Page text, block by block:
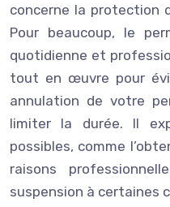
concerne la protection
Pour beaucoup, le
quotidienne et
tout en œuvre pour
annulation de votre
limiter la durée. Il
possibles, comme
raisons
suspension à certaines